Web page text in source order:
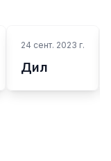
24 сент. 2023 г.
Дил